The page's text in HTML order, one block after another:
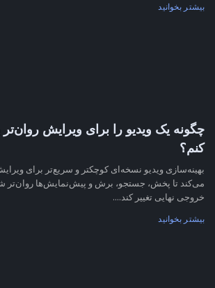
بیشتر بخوانید
چگونه یک ویدیو را برای ویرایش روان‌تر
کنم؟
بهینه‌سازی ویدیو نسخه‌ای کوچکتر و سریع‌تر برای
می‌کند تا پخش، جستجو، برش و پیش‌نمایش‌ها روان‌تر
خروجی نهایی تغییر کند....
بیشتر بخوانید